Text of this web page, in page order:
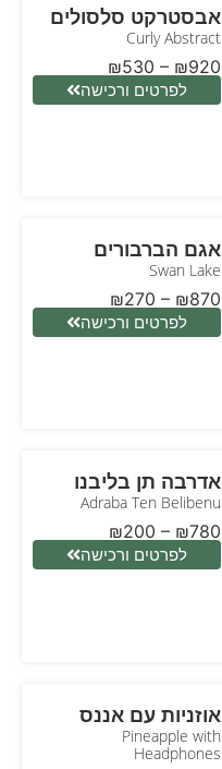
אבסטרקט סלסולים
Curly Abstract
₪530 – ₪920
לפרטים ורכישה
אגם הברבורים
Swan Lake
₪270 – ₪870
לפרטים ורכישה
אדרבה תן בליבנו
Adraba Ten Belibenu
₪200 – ₪780
לפרטים ורכישה
אוזניות עם אננס
Pineapple with
Headphones